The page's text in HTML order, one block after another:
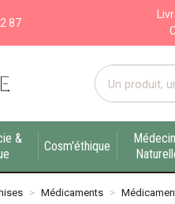
87
Franchises Votre export
&
Cosm'éthique
Médicaments